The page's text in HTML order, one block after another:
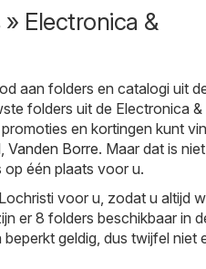
Electronica &
aan folders en catalogi uit
folders uit de Electronica &
en kortingen kunt
, Vanden Borre. Maar dat is
één plaats voor u.
voor u, zodat u altijd
er 8 folders beschikbaar in
geldig, dus twijfel niet